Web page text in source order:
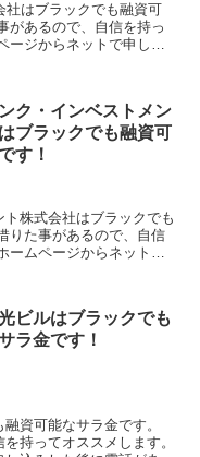
社はブラックでも融資可
があるので、自信を持っ
ージからネットで申し込
ク・インベストメン
ブラックでも融資可
す！
株式会社はブラックでも
りた事があるので、自信
ムページからネットで
ビルはブラックでも
ラ金です！
資可能なサラ金です。
持ってオススメします。